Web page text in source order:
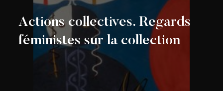
Actions collectives. Regards
féministes sur la collection